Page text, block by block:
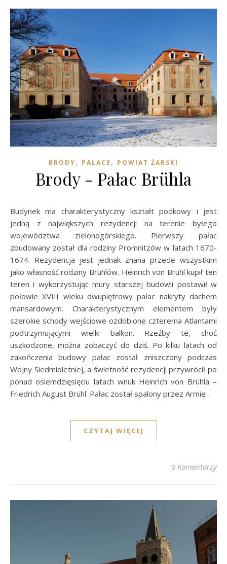
BRODY, PAŁACE , POWIAT ŻARSKI
Brody - Pałac Brühla
Budynek ma charakterystyczny kształt podkowy i jest
jedną z największych rezydencji na terenie byłego
województwa zielonogórskiego. Pierwszy pałac
zbudowany został dla rodziny Promnitzów w latach 1670-
1674. Rezydencja jest jednak znana przede wszystkim
jako własność rodziny Brühlów. Heinrich von Brühl kupił ten
teren i wykorzystując mury starszej budowli postawił w
połowie XVIII wieku dwupiętrowy pałac nakryty dachem
mansardowym. Charakterystycznym elementem były
szerokie schody wejściowe ozdobione czterema Atlantami
podtrzymującymi wielki balkon. Rzeźby te, choć
uszkodzone, można zobaczyć do dziś. Po kilku latach od
zakończenia budowy pałac został zniszczony podczas
Wojny Siedmioletniej, a świetność rezydencji przywrócił po
ponad osiemdzięsięciu latach wnuk Heinrich von Brühla –
Friedrich August Brühl. Pałac został spalony przez Armię…
CZYTAJ WIĘCEJ
0 Komentarzy